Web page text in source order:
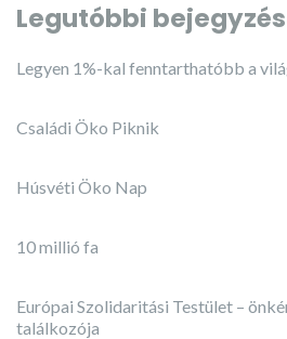
Legutóbbi
Legyen 1%-kal fenntarthatóbb a
Családi Öko Piknik
Húsvéti Öko Nap
10 millió fa
Európai Szolidaritási Testület –
találkozója